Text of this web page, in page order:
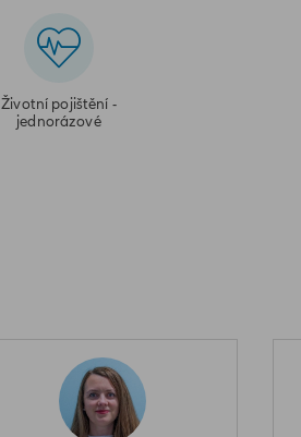
Životní pojištění -
jednorázové